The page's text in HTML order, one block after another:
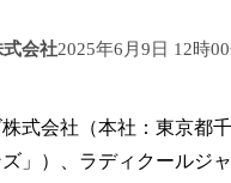
会社2025年6月9日 12時
式会社（本社：東京都
」）、ラディクールジ